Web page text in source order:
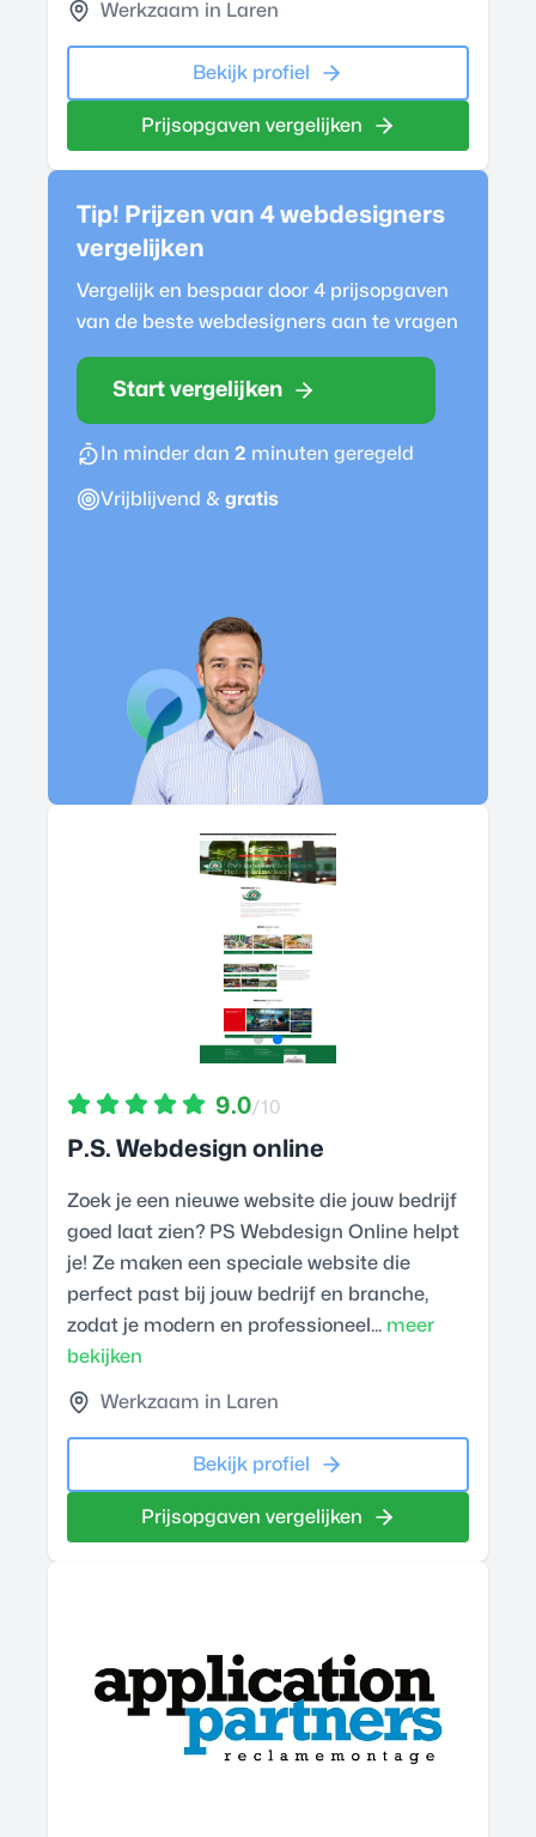
Werkzaam in Laren
Bekijk profiel
Prijsopgaven vergelijken
Tip! Prijzen van 4 webdesigners
vergelijken
Vergelijk en bespaar door 4 prijsopgaven
van de beste webdesigners aan te vragen
Start vergelijken
In minder dan 2 minuten geregeld
Vrijblijvend & gratis
9.0/10
P.S. Webdesign online
Zoek je een nieuwe website die jouw bedrijf
goed laat zien? PS Webdesign Online helpt
je! Ze maken een speciale website die
perfect past bij jouw bedrijf en branche,
zodat je modern en professioneel... meer
bekijken
Werkzaam in Laren
Bekijk profiel
Prijsopgaven vergelijken